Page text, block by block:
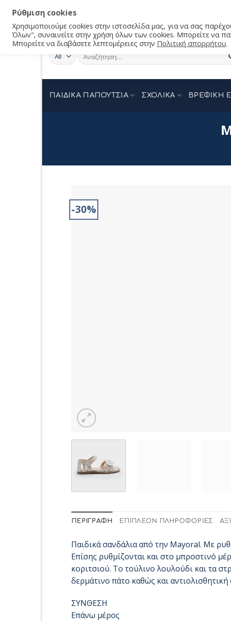
Αναζήτηση
για:
ΠΑΙΔΙΚΑ ΠΑΠΟΥΤΣΙΑ ΣΧΟΛΙΚΑ ΒΡΕΦΙΚΗ
-30%
ΠΕΡΙΓΡΑΦΉ ΕΠΙΠΛΈΟΝ ΠΛΗΡΟΦΟΡΊΕΣ
Παιδικά σανδάλια από την Mayoral. Με
Επίσης ρυθμίζονται και στο μπροστινό
κοριτσιού. Το τούλινο λουλούδι και τα
δερμάτινο πάτο καθώς και αντιολισθητική
ΣΥΝΘΕΣΗ
Επάνω μέρος
Ρύθμιση cookies
Χρησιμοποιούμε cookies στην ιστοσελίδα μας, για να σας
Όλων", συναινείτε στην χρήση όλων των cookies. Μπορείτε να
Μπορείτε να διαβάσετε λεπτομέρειες στην Πολιτική απορρήτου.